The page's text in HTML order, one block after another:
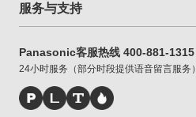
服务与支持
Panasonic客服热线 400-881-1315
24小时服务（部分时段提供语音留言服务）